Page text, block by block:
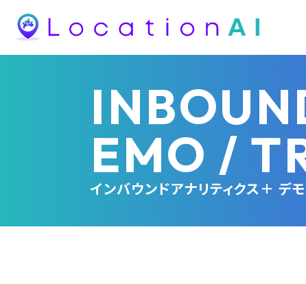
EMO /
インバウンドアナリティクス＋ デ